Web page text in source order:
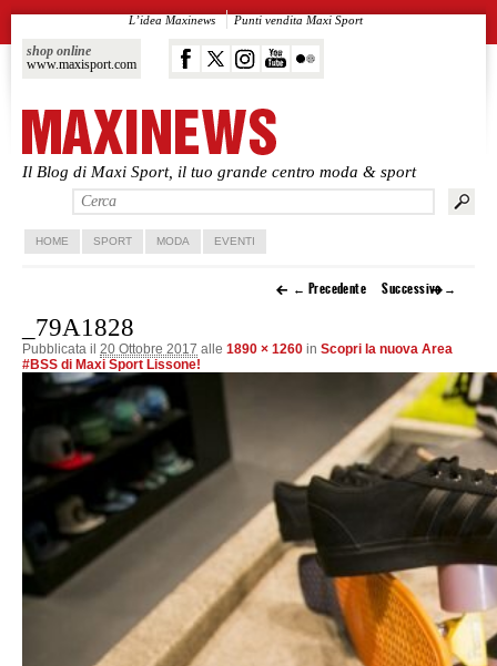
Il Blog di Maxi Sport, il tuo grande centro moda & sport
shop online
www.maxisport.com
L’idea Maxinews Punti vendita Maxi Sport
Vai al contenuto principale
Vai al contenuto secondario
HOME SPORT MODA EVENTI
← Precedente Successivo →
_79A1828
Pubblicata il 20 Ottobre 2017 alle1890 × 1260 inScopri la nuova Area
#BSS di Maxi Sport Lissone!